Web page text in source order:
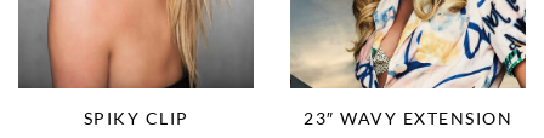
SPIKY CLIP 23″ WAVY EXTENSION